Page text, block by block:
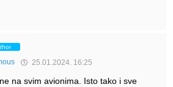
25.01.2024. 16:25
na svim avionima. Isto tako i sve